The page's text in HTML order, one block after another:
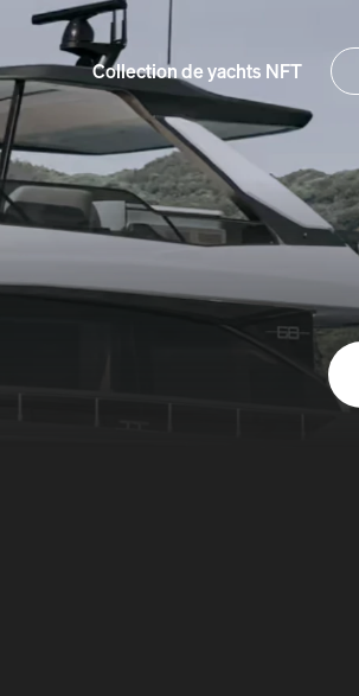
Collection de yachts NFT